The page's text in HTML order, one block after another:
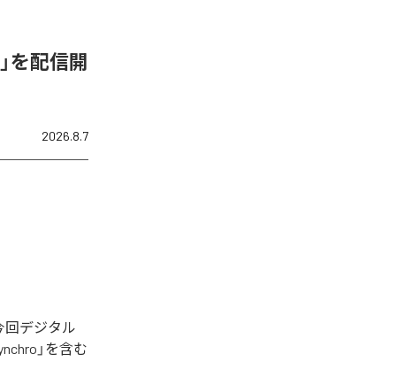
を配信開
2026.8.7
回デジタル
」を含む